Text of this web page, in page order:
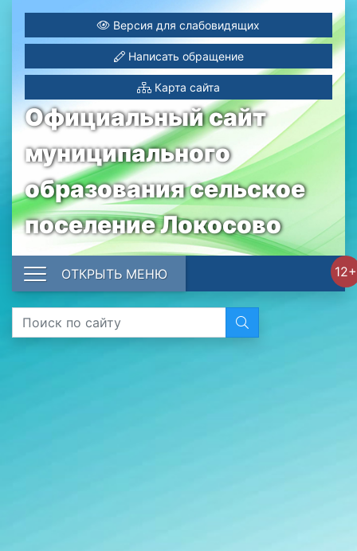
Официальный сайт
муниципального
образования сельское
поселение Локосово
Версия для слабовидящих
Написать обращение
Карта сайта
12+
ОТКРЫТЬ МЕНЮ